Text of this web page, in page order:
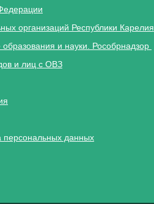
организаций Республики Карелия
и науки. Рособрнадзор
и лиц с ОВЗ
персональных данных